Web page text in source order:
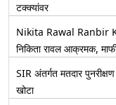
टक्क्यांवर
Nikita Rawal Ranbir
निकिता रावल आक्रमक, माफी
SIR अंतर्गत मतदार
खोटा